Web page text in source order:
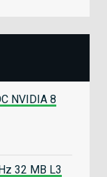
NVIDIA 8
32 MB L3